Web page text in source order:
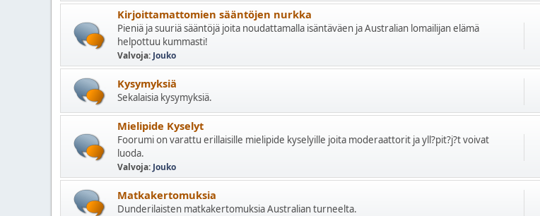
Kirjoittamattomien sääntöjen nurkka
Pieniä ja suuriä sääntöjä joita noudattamalla isäntäväen ja Australian lomailijan elämä
helpottuu kummasti!
Valvoja: Jouko
Kysymyksiä
Sekalaisia kysymyksiä.
Mielipide Kyselyt
Foorumi on varattu erillaisille mielipide kyselyille joita moderaattorit ja yll?pit?j?t voivat
luoda.
Valvoja: Jouko
Matkakertomuksia
Dunderilaisten matkakertomuksia Australian turneelta.